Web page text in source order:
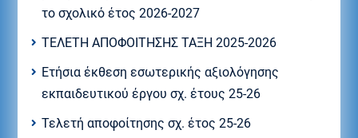
το σχολικό έτος 2026-2027
ΤΕΛΕΤΗ ΑΠΟΦΟΙΤΗΣΗΣ ΤΑΞΗ 2025-2026
Ετήσια έκθεση εσωτερικής αξιολόγησης
εκπαιδευτικού έργου σχ. έτους 25-26
Τελετή αποφοίτησης σχ. έτος 25-26